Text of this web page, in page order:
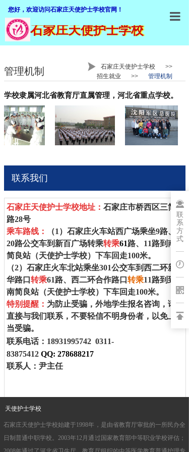
您好，欢迎访问石家庄天使护士学校官网！
联
系
方
式
加
教
职
联
石家庄天使护士学校
联系我们
管理机制 石家庄天使护士学校
>>
招生就业
>> 管理机制
石家庄天使护士学校地址：石家庄市桥西区三简
路28号
乘车路线：
（1）石家庄火车站西广场乘坐9路、
20路公交车到新百广场转乘转乘61路、11路到南
简良站（天使护士学校）下车回走100米。
（2）石家庄火车北站乘坐301公交车到西二环新
华路口转乘61路、西二环合作路口转乘11路到到
南简良站（天使护士学校）下车回走100米。
特别提醒： 为防止受骗，外地学生报名咨询，请
直接与我们联系，不要轻信不明身份者，以免上
当受骗。
联系电话：18931995742 0311-
83875412 QQ:278688217
联系人：尹主任
学校隶属河北省教育厅直属管理，河北省重点学校。
石家庄天使护士学校始建于1998年，是由省教育厅审批的一所民办全
日制普通中职学校。2003年12月通过国家教育部中等职业学校评估；
天使护士学校